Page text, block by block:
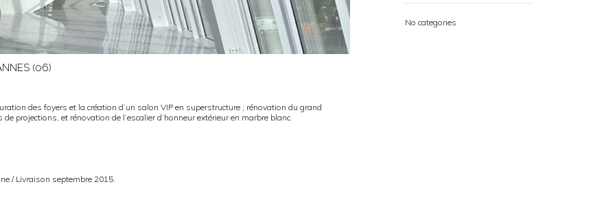
(06)
des foyers et la création d’un salon VIP en superstructure ; rénovation du grand
projections, et rénovation de l’escalier d’honneur extérieur en marbre blanc.
/ Livraison septembre 2015.
No categories